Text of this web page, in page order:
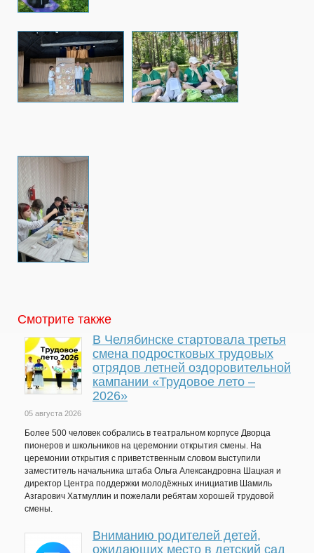
Смотрите также
В Челябинске стартовала третья
смена подростковых трудовых
отрядов летней оздоровительной
кампании «Трудовое лето –
2026»
05 августа 2026
Более 500 человек собрались в театральном корпусе Дворца
пионеров и школьников на церемонии открытия смены. На
церемонии открытия с приветственным словом выступили
заместитель начальника штаба Ольга Александровна Шацкая и
директор Центра поддержки молодёжных инициатив Шамиль
Азгарович Хатмуллин и пожелали ребятам хорошей трудовой
смены.
Вниманию родителей детей,
ожидающих место в детский сад